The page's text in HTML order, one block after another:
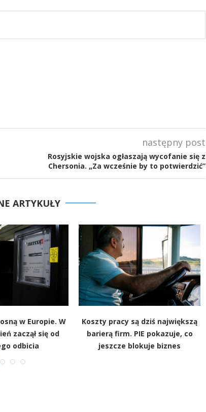
następny post
Rosyjskie wojska ogłaszają wycofanie się z
Chersonia. „Za wcześnie by to potwierdzić”
ARTYKUŁY
w Europie. W
zaczął się od
odbicia
Koszty pracy są dziś największą
barierą firm. PIE pokazuje, co
jeszcze blokuje biznes